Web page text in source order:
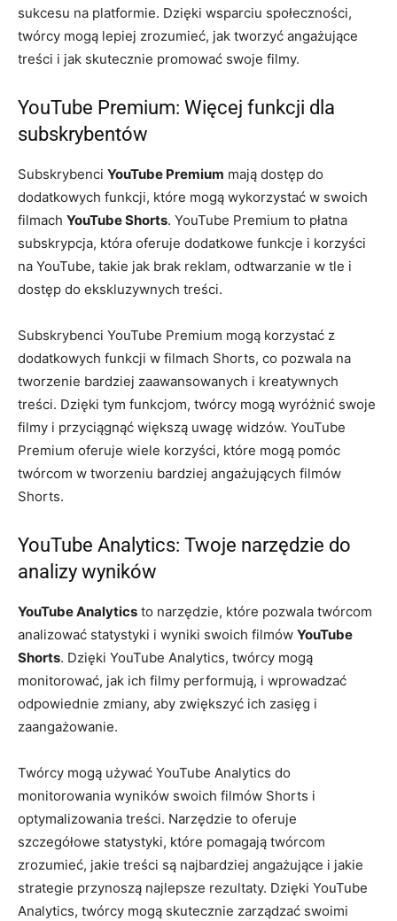
sukcesu na platformie. Dzięki wsparciu społeczności,
twórcy mogą lepiej zrozumieć, jak tworzyć angażujące
treści i jak skutecznie promować swoje filmy.
YouTube Premium: Więcej funkcji dla
subskrybentów
Subskrybenci YouTube Premium mają dostęp do
dodatkowych funkcji, które mogą wykorzystać w swoich
filmach YouTube Shorts. YouTube Premium to płatna
subskrypcja, która oferuje dodatkowe funkcje i korzyści
na YouTube, takie jak brak reklam, odtwarzanie w tle i
dostęp do ekskluzywnych treści.
Subskrybenci YouTube Premium mogą korzystać z
dodatkowych funkcji w filmach Shorts, co pozwala na
tworzenie bardziej zaawansowanych i kreatywnych
treści. Dzięki tym funkcjom, twórcy mogą wyróżnić swoje
filmy i przyciągnąć większą uwagę widzów. YouTube
Premium oferuje wiele korzyści, które mogą pomóc
twórcom w tworzeniu bardziej angażujących filmów
Shorts.
YouTube Analytics: Twoje narzędzie do
analizy wyników
YouTube Analytics to narzędzie, które pozwala twórcom
analizować statystyki i wyniki swoich filmów YouTube
Shorts. Dzięki YouTube Analytics, twórcy mogą
monitorować, jak ich filmy performują, i wprowadzać
odpowiednie zmiany, aby zwiększyć ich zasięg i
zaangażowanie.
Twórcy mogą używać YouTube Analytics do
monitorowania wyników swoich filmów Shorts i
optymalizowania treści. Narzędzie to oferuje
szczegółowe statystyki, które pomagają twórcom
zrozumieć, jakie treści są najbardziej angażujące i jakie
strategie przynoszą najlepsze rezultaty. Dzięki YouTube
Analytics, twórcy mogą skutecznie zarządzać swoimi